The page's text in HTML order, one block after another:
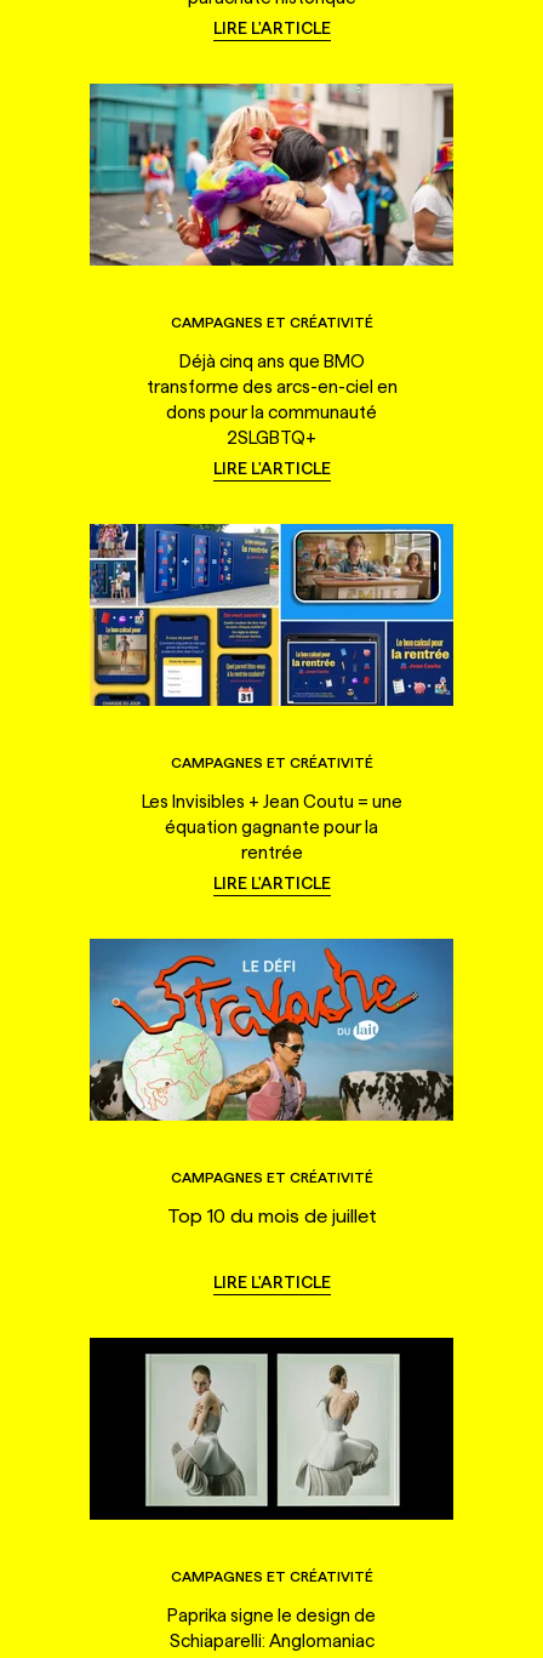
LIRE L'ARTICLE
CAMPAGNES ET CRÉATIVITÉ
Déjà cinq ans que BMO
transforme des arcs-en-ciel en
dons pour la communauté
2SLGBTQ+
LIRE L'ARTICLE
CAMPAGNES ET CRÉATIVITÉ
Les Invisibles + Jean Coutu = une
équation gagnante pour la
rentrée
LIRE L'ARTICLE
CAMPAGNES ET CRÉATIVITÉ
Top 10 du mois de juillet
LIRE L'ARTICLE
CAMPAGNES ET CRÉATIVITÉ
Paprika signe le design de
Schiaparelli: Anglomaniac